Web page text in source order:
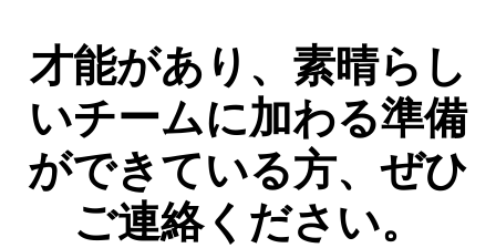
才能があり、素晴らし
いチームに加わる準備
ができている方、ぜひ
ご連絡ください。